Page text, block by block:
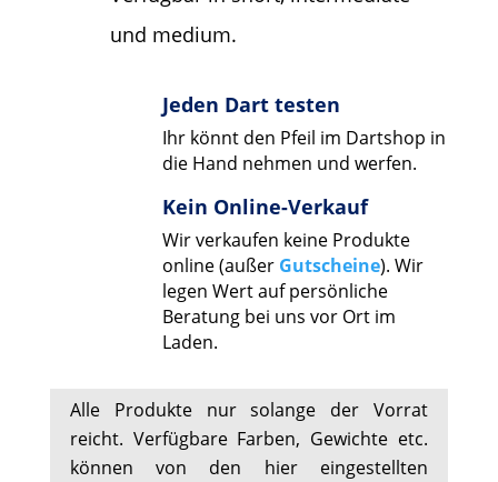
und medium.
Jeden Dart testen
Ihr könnt den Pfeil im Dartshop in
die Hand nehmen und werfen.
Kein Online-Verkauf
Wir verkaufen keine Produkte
online (außer Gutscheine). Wir
legen Wert auf persönliche
Beratung bei uns vor Ort im
Laden.
Alle Produkte nur solange der Vorrat
reicht. Verfügbare Farben, Gewichte etc.
können von den hier eingestellten